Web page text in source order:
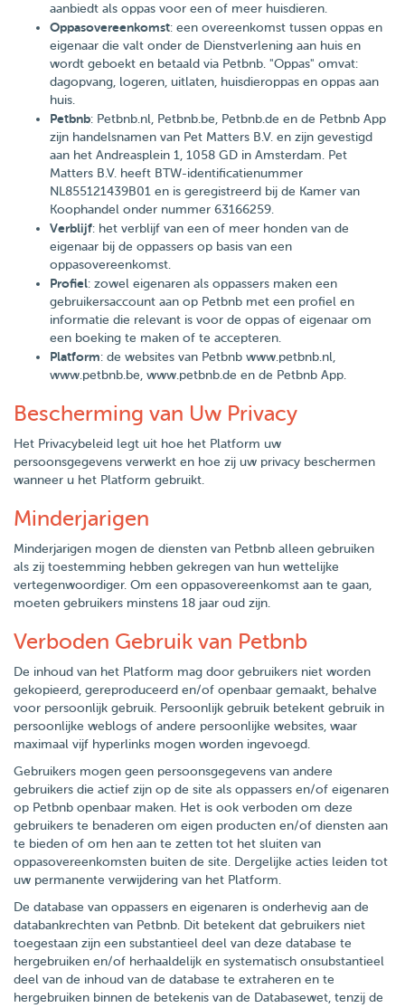
aanbiedt als oppas voor een of meer huisdieren.
Oppasovereenkomst: een overeenkomst tussen oppas en
eigenaar die valt onder de Dienstverlening aan huis en
wordt geboekt en betaald via Petbnb. "Oppas" omvat:
dagopvang, logeren, uitlaten, huisdieroppas en oppas aan
huis.
Petbnb: Petbnb.nl, Petbnb.be, Petbnb.de en de Petbnb App
zijn handelsnamen van Pet Matters B.V. en zijn gevestigd
aan het Andreasplein 1, 1058 GD in Amsterdam. Pet
Matters B.V. heeft BTW-identificatienummer
NL855121439B01 en is geregistreerd bij de Kamer van
Koophandel onder nummer 63166259.
Verblijf: het verblijf van een of meer honden van de
eigenaar bij de oppassers op basis van een
oppasovereenkomst.
Profiel: zowel eigenaren als oppassers maken een
gebruikersaccount aan op Petbnb met een profiel en
informatie die relevant is voor de oppas of eigenaar om
een boeking te maken of te accepteren.
Platform: de websites van Petbnb www.petbnb.nl,
www.petbnb.be, www.petbnb.de en de Petbnb App.
Bescherming van Uw Privacy
Het Privacybeleid legt uit hoe het Platform uw
persoonsgegevens verwerkt en hoe zij uw privacy beschermen
wanneer u het Platform gebruikt.
Minderjarigen
Minderjarigen mogen de diensten van Petbnb alleen gebruiken
als zij toestemming hebben gekregen van hun wettelijke
vertegenwoordiger. Om een oppasovereenkomst aan te gaan,
moeten gebruikers minstens 18 jaar oud zijn.
Verboden Gebruik van Petbnb
De inhoud van het Platform mag door gebruikers niet worden
gekopieerd, gereproduceerd en/of openbaar gemaakt, behalve
voor persoonlijk gebruik. Persoonlijk gebruik betekent gebruik in
persoonlijke weblogs of andere persoonlijke websites, waar
maximaal vijf hyperlinks mogen worden ingevoegd.
Gebruikers mogen geen persoonsgegevens van andere
gebruikers die actief zijn op de site als oppassers en/of eigenaren
op Petbnb openbaar maken. Het is ook verboden om deze
gebruikers te benaderen om eigen producten en/of diensten aan
te bieden of om hen aan te zetten tot het sluiten van
oppasovereenkomsten buiten de site. Dergelijke acties leiden tot
uw permanente verwijdering van het Platform.
De database van oppassers en eigenaren is onderhevig aan de
databankrechten van Petbnb. Dit betekent dat gebruikers niet
toegestaan zijn een substantieel deel van deze database te
hergebruiken en/of herhaaldelijk en systematisch onsubstantieel
deel van de inhoud van de database te extraheren en te
hergebruiken binnen de betekenis van de Databasewet, tenzij de